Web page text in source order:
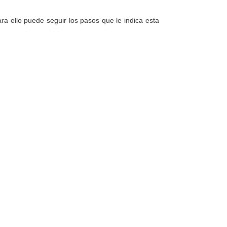
ello puede seguir los pasos que le indica esta